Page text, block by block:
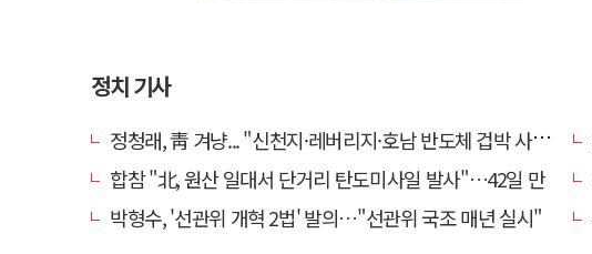
정치 기사
정청래, 靑 겨냥... "신천지·레버리지·호남 반도체 겁박 사과하라"
합참 "北, 원산 일대서 단거리 탄도미사일 발사"…42일 만
박형수, '선관위 개혁 2법' 발의…"선관위 국조 매년 실시"